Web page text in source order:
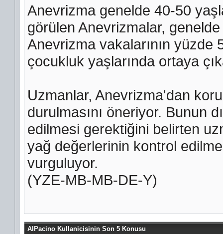
Anevrizma genelde 40-50
görülen Anevrizmalar, genelde
Anevrizma vakalarının yüzde
çocukluk yaşlarında ortaya
Uzmanlar, Anevrizma'dan
durulmasını öneriyor. Bunun
edilmesi gerektiğini belirten
yağ değerlerinin kontrol
vurguluyor.
(YZE-MB-MB-DE-Y)
AlPacino Kullanicisinin Son 5 Konusu